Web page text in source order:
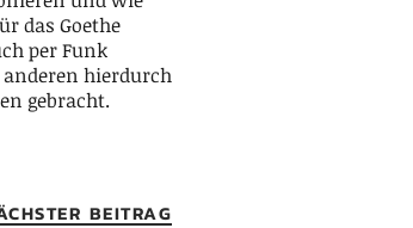
das Goethe
per Funk
hierdurch
gebracht.
BEITRAG